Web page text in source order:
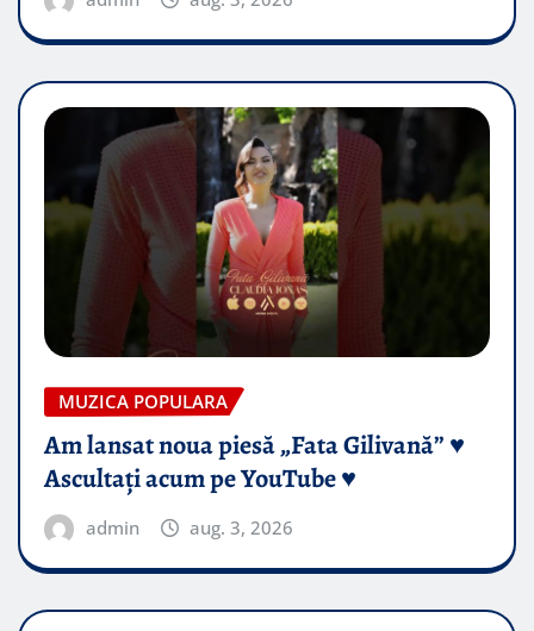
MUZICA POPULARA
Am lansat noua piesă „Fata Gilivană” ♥️
Ascultați acum pe YouTube ♥️
admin aug. 3, 2026